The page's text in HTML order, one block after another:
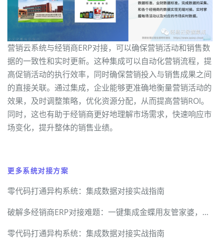
营销云系统与经销商ERP对接，可以确保营销活动和销售数
据的一致性和实时更新。这种集成可以自动化营销流程，提
高促销活动的执行效率，同时确保营销投入与销售成果之间
的直接关联。通过集成，企业能够更准确地衡量营销活动的
效果，及时调整策略，优化资源分配，从而提高营销ROI。
同时，这也有助于经销商更好地理解市场需求，快速响应市
场变化，提升整体的销售业绩。
更多系统对接方案
零代码打通异构系统：集成数据对接实战指南
破解多经销商ERP对接难题：一键集成金蝶用友管家婆，数据精准回传
零代码打通异构系统：集成数据对接实战指南